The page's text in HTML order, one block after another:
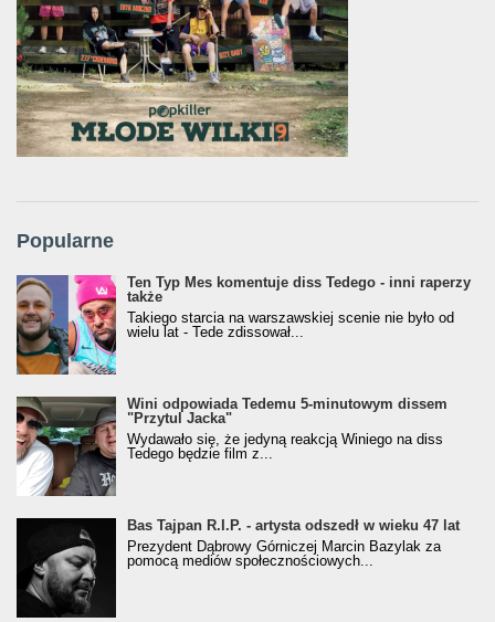
Popularne
Ten Typ Mes komentuje diss Tedego - inni raperzy
także
Takiego starcia na warszawskiej scenie nie było od
wielu lat - Tede zdissował...
Wini odpowiada Tedemu 5-minutowym dissem
"Przytul Jacka"
Wydawało się, że jedyną reakcją Winiego na diss
Tedego będzie film z...
Bas Tajpan R.I.P. - artysta odszedł w wieku 47 lat
Prezydent Dąbrowy Górniczej Marcin Bazylak za
pomocą mediów społecznościowych...